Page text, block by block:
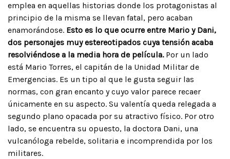
emplea en aquellas historias donde los protagonistas al
principio de la misma se llevan fatal, pero acaban
enamorándose. Esto es lo que ocurre entre Mario y Dani,
dos personajes muy estereotipados cuya tensión acaba
resolviéndose a la media hora de película.Por un lado
está Mario Torres, el capitán de la Unidad Militar de
Emergencias. Es un tipo al que le gusta seguir las
normas, con gran encanto y cuyo valor parece recaer
únicamente en su aspecto. Su valentía queda relegada a
segundo plano opacada por su atractivo físico. Por otro
lado, se encuentra su opuesto, la doctora Dani, una
vulcanóloga rebelde, solitaria e incomprendida por los
militares.